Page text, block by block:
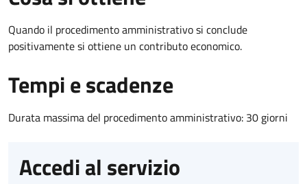
Quando il procedimento amministrativo si conclude
positivamente si ottiene un contributo economico.
Tempi e scadenze
Durata massima del procedimento amministrativo: 30 giorni
Accedi al servizio